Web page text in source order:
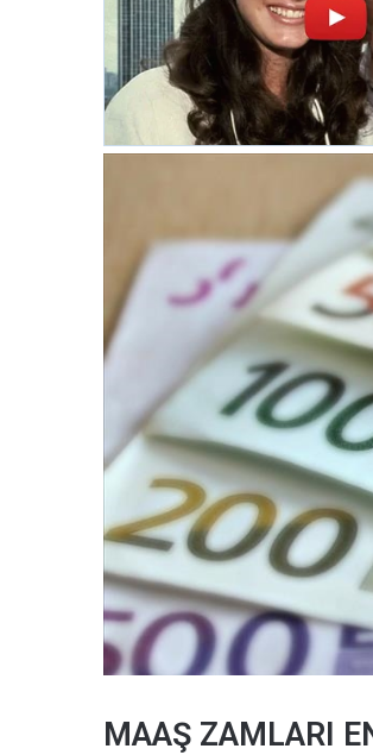
MAAŞ ZAMLARI